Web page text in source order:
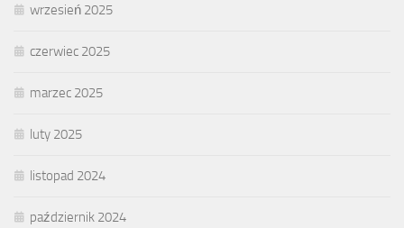
wrzesień 2025
czerwiec 2025
marzec 2025
luty 2025
listopad 2024
październik 2024